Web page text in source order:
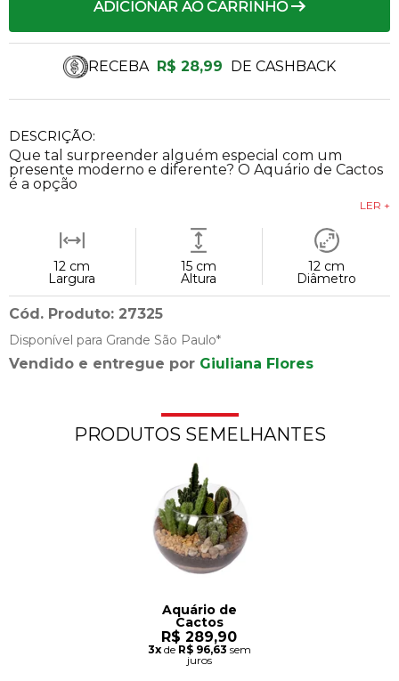
DESCRIÇÃO:
Que tal surpreender alguém especial com um
presente moderno e diferente? O Aquário de Cactos
é a opção
LER +
12 cm
Largura
15 cm
Altura
12 cm
Diâmetro
Cód. Produto: 27325
Disponível para Grande São Paulo*
Vendido e entregue por Giuliana Flores
RECEBA R$ 28,99 DE CASHBACK
ADICIONAR AO CARRINHO
PRODUTOS SEMELHANTES
Aquário de
Cactos
R$ 289,90
3xde R$ 96,63 sem
juros